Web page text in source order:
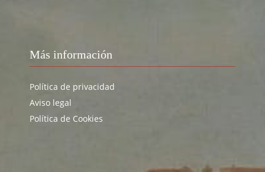
Más información
Política de privacidad
Aviso legal
Política de Cookies